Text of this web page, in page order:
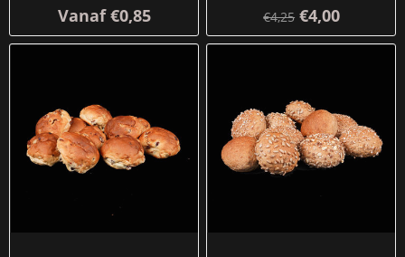
Vanaf €0,85 €4,25 €4,00